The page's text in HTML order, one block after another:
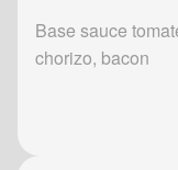
Base sauce
chorizo, bacon